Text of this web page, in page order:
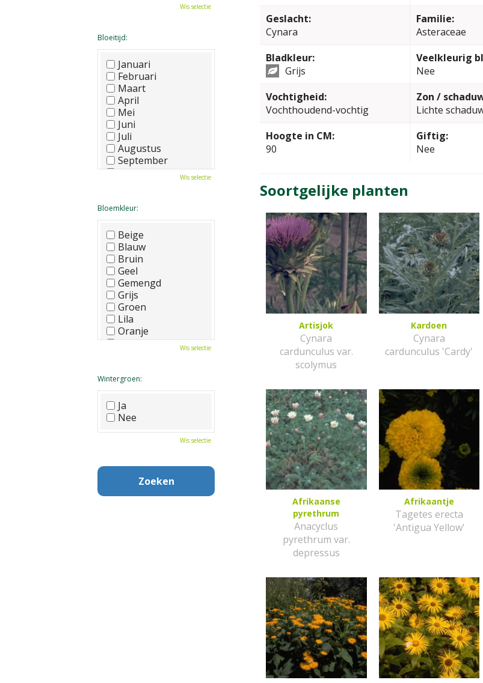
Geslacht:
Cynara
Familie:
Asteraceae
Bladkleur:
Grijs
Veelkleurig
Nee
Vochtigheid:
Vochthoudend-vochtig
Zon /
Lichte
Hoogte in CM:
90
Giftig:
Nee
Soortgelijke planten
Artisjok
Cynara
cardunculus var.
scolymus
Kardoen
Cynara
cardunculus 'Cardy'
Afrikaanse
pyrethrum
Anacyclus
pyrethrum var.
depressus
Afrikaantje
Tagetes erecta
'Antigua Yellow'
Wis selectie
Bloeitijd:
Januari
Februari
Maart
April
Mei
Juni
Juli
Augustus
September
Oktober
Wis selectie
Bloemkleur:
Beige
Blauw
Bruin
Geel
Gemengd
Grijs
Groen
Lila
Oranje
Paars
Wit
Zwart
Wis selectie
Wintergroen:
Ja
Nee
Wis selectie